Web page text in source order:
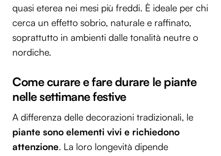
quasi eterea nei mesi più freddi. È ideale per chi
cerca un effetto sobrio, naturale e raffinato,
soprattutto in ambienti dalle tonalità neutre o
nordiche.
Come curare e fare durare le piante
nelle settimane festive
A differenza delle decorazioni tradizionali, le
piante sono elementi vivi e richiedono
attenzione. La loro longevità dipende